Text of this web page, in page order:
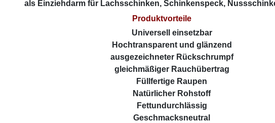
als Einziehdarm für Lachsschinken, Schinkenspeck,
Produktvorteile
Universell einsetzbar
Hochtransparent und glänzend
ausgezeichneter Rückschrumpf
gleichmäßiger Rauchübertrag
Füllfertige Raupen
Natürlicher Rohstoff
Fettundurchlässig
Geschmacksneutral